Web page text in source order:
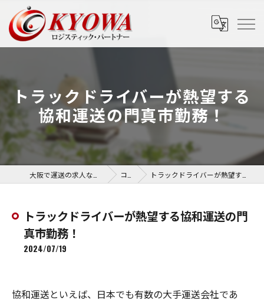
トラックドライバーが熱望する
協和運送の門真市勤務！
コラム トラックドライバーが熱望する協和運送の門真市勤務！
トラックドライバーが熱望する協和運送の門
真市勤務！
2024/07/19
協和運送といえば、日本でも有数の大手運送会社であ